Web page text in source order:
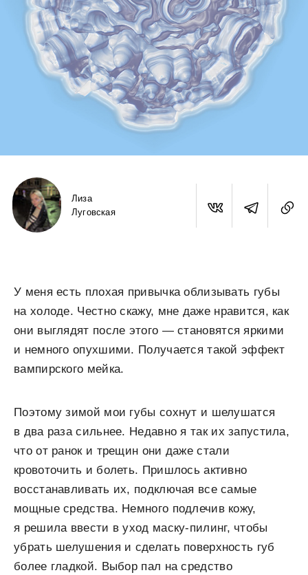
Лиза
Луговская
У меня есть плохая привычка облизывать губы
на холоде. Честно скажу, мне даже нравится, как
они выглядят после этого — становятся яркими
и немного опухшими. Получается такой эффект
вампирского мейка.
Поэтому зимой мои губы сохнут и шелушатся
в два раза сильнее. Недавно я так их запустила,
что от ранок и трещин они даже стали
кровоточить и болеть. Пришлось активно
восстанавливать их, подключая все самые
мощные средства. Немного подлечив кожу,
я решила ввести в уход маску-пилинг, чтобы
убрать шелушения и сделать поверхность губ
более гладкой. Выбор пал на средство